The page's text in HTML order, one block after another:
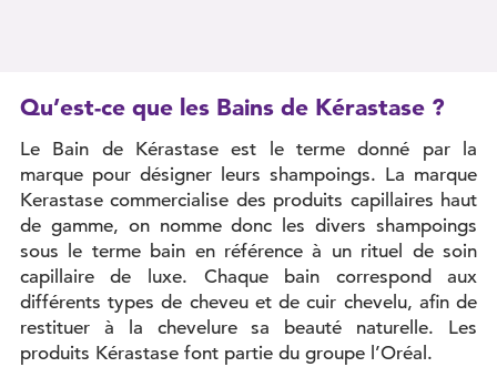
Qu’est-ce que les Bains de Kérastase ?
Le Bain de Kérastase est le terme donné par la
marque pour désigner leurs shampoings. La marque
Kerastase commercialise des produits capillaires haut
de gamme, on nomme donc les divers shampoings
sous le terme bain en référence à un rituel de soin
capillaire de luxe. Chaque bain correspond aux
différents types de cheveu et de cuir chevelu, afin de
restituer à la chevelure sa beauté naturelle. Les
produits Kérastase font partie du groupe l’Oréal.